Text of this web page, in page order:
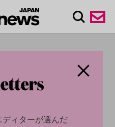
ィターが選んだ